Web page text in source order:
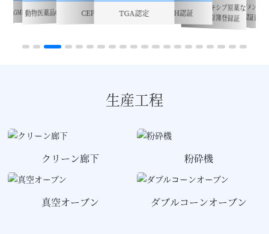
医薬品GMP証明書動物医薬品GMP証明書CEP認証 TGA認定 REACH認証日本セレコキシブ原薬な
どの登録原簿登録証
環境マネジメントシ
ム認証書
生産工程
クリーン廊下 粉砕機
真空オーブン ダブルコーンオーブン